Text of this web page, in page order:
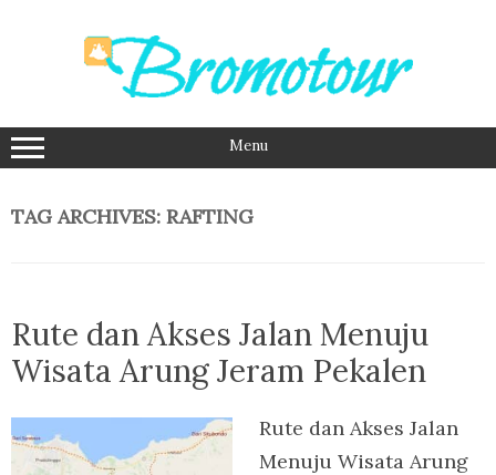
Menu
TAG ARCHIVES: RAFTING
Rute dan Akses Jalan Menuju
Wisata Arung Jeram Pekalen
Rute dan Akses Jalan
Menuju Wisata Arung